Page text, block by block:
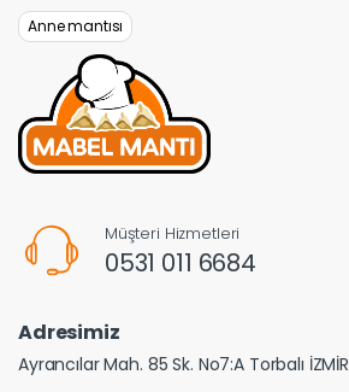
Anne mantısı
Müşteri Hizmetleri
0531 011 6684
Adresimiz
Ayrancılar Mah. 85 Sk. No7:A Torbalı İZMİR